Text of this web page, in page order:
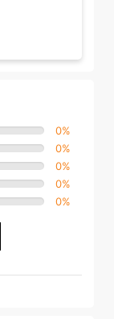
0%
0%
0%
0%
0%